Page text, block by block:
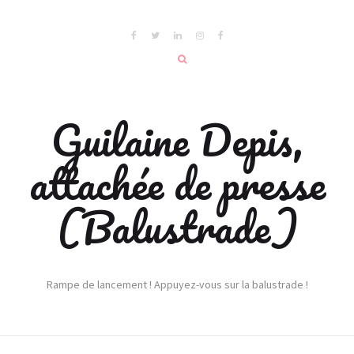
Guilaine Depis,
attachée de presse
(Balustrade)
Rampe de lancement ! Appuyez-vous sur la balustrade !